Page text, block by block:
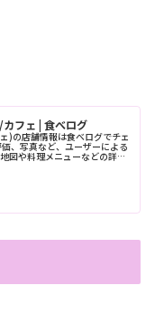
フェ | 食べログ
)の店舗情報は食べログでチェ
、写真など、ユーザーによる
図や料理メニューなどの詳細